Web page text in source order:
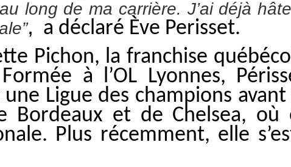
long de ma carrière. J’ai déjà
, a déclaré Ève Perisset.
Pichon, la franchise
à l’OL Lyonnes,
Ligue des champions
Bordeaux et de Chelsea,
Plus récemment, elle